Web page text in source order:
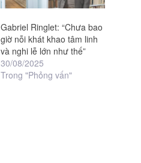
Gabriel Ringlet: “Chưa bao
giờ nỗi khát khao tâm linh
và nghi lễ lớn như thế”
30/08/2025
Trong "Phỏng vấn"